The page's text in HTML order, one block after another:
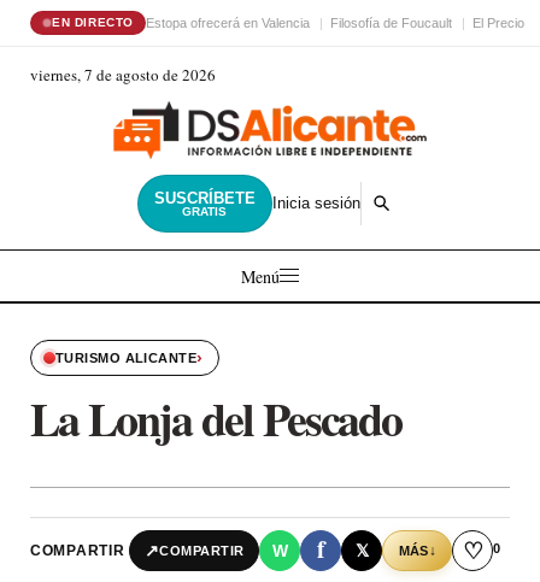
EN DIRECTO Estopa ofrecerá en Valencia Filosofía de Foucault El Precio
viernes, 7 de agosto de 2026
SUSCRÍBETE
GRATIS Inicia sesión
Menú
TURISMO ALICANTE›
La Lonja del Pescado
COMPARTIR ↗COMPARTIR W f 𝕏 MÁS↓ ♡ 0